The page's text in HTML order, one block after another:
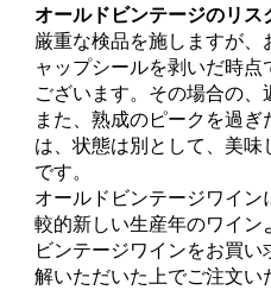
オールドビンテージのリス
厳重な検品を施しますが、
ャップシールを剥いだ時
ございます。その場合の、
また、熟成のピークを過
は、状態は別として、美
です。
オールドビンテージワイ
較的新しい生産年のワイン
ビンテージワインをお買
解いただいた上でご注文い